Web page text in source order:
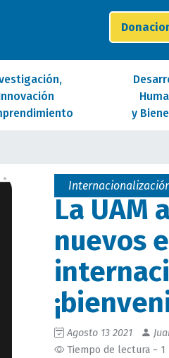
y
La UAM
nuevos
Agosto 13 2021
Tiempo de lectura ~ 1